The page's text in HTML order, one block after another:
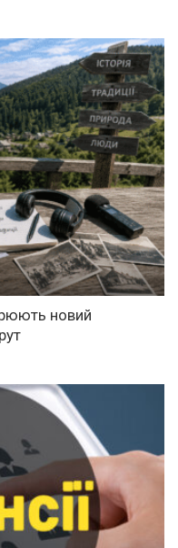
новий